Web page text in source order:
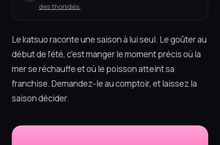
des thonidés.
Le katsuo raconte une saison à lui seul. Le goûter au
début de l'été, c'est manger le moment précis où la
mer se réchauffe et où le poisson atteint sa
franchise. Demandez-le au comptoir, et laissez la
saison décider.